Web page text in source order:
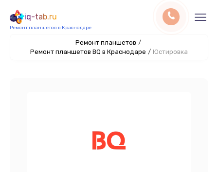
iq-tab.ru
Ремонт планшетов в Краснодаре
Ремонт планшетов /
Ремонт планшетов BQ в Краснодаре / Юстировка